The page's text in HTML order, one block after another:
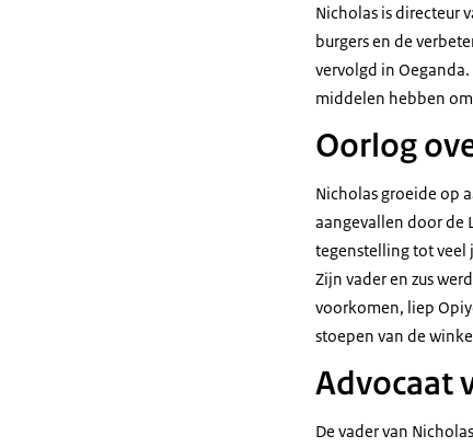
Nicholas is directeur
burgers en de
vervolgd in
middelen hebben
Oorlog
Nicholas groeide op
aangevallen door de
tegenstelling tot veel
Zijn vader en zus
voorkomen, liep
stoepen van de
Advocaat
De vader van